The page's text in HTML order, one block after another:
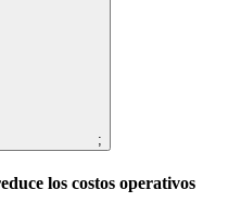
;
los costos operativos